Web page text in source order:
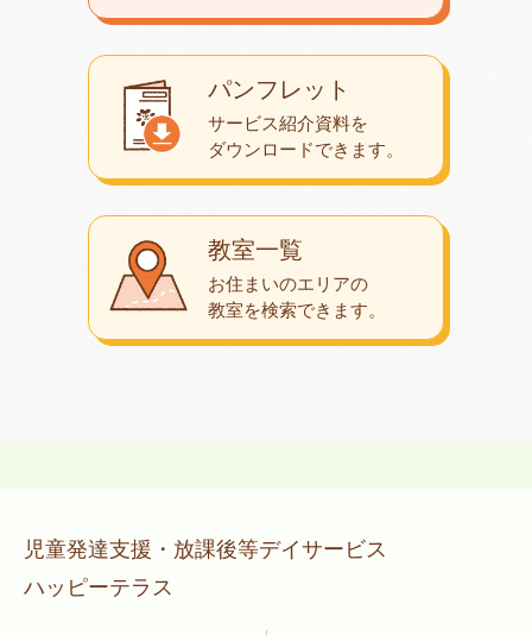
教室一覧
お住まいのエリアの
教室を検索できます。
パンフレット
サービス紹介資料を
ダウンロードできます。
児童発達支援・放課後等デイサービス
ハッピーテラス